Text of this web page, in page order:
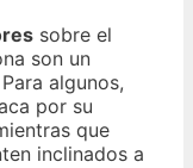
sobre el
son un
algunos,
por su
que
inclinados a